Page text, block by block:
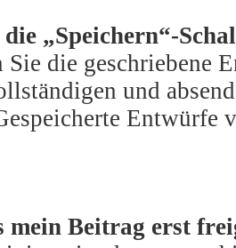
„Speichern“-
die geschriebene
und
Entwürfe
mein Beitrag erst